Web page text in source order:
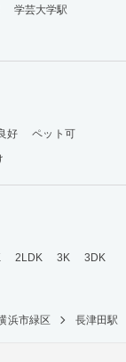
学芸大学駅
好
ペット可
2LDK 3K
3DK
浜市緑区 長津田駅